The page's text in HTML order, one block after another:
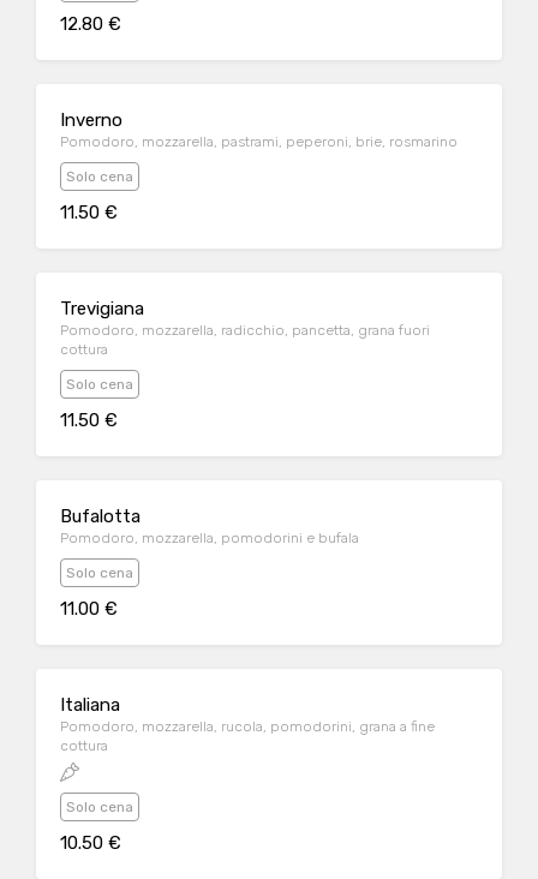
12.80 €
Inverno
Pomodoro, mozzarella, pastrami, peperoni, brie, rosmarino
Solo cena
11.50 €
Trevigiana
Pomodoro, mozzarella, radicchio, pancetta, grana fuori
cottura
Solo cena
11.50 €
Bufalotta
Pomodoro, mozzarella, pomodorini e bufala
Solo cena
11.00 €
Italiana
Pomodoro, mozzarella, rucola, pomodorini, grana a fine
cottura
Solo cena
10.50 €